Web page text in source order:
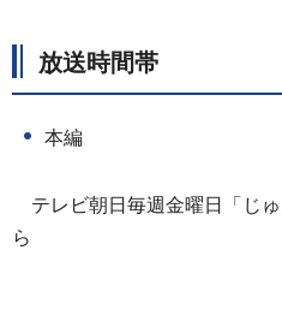
放送時間帯
本編
テレビ朝日毎週金曜日「じ
ら